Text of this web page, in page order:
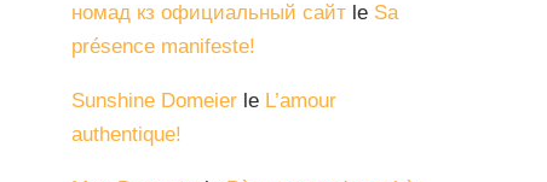
номад кз официальный сайт le Sa
présence manifeste!
Sunshine Domeier le L’amour
authentique!